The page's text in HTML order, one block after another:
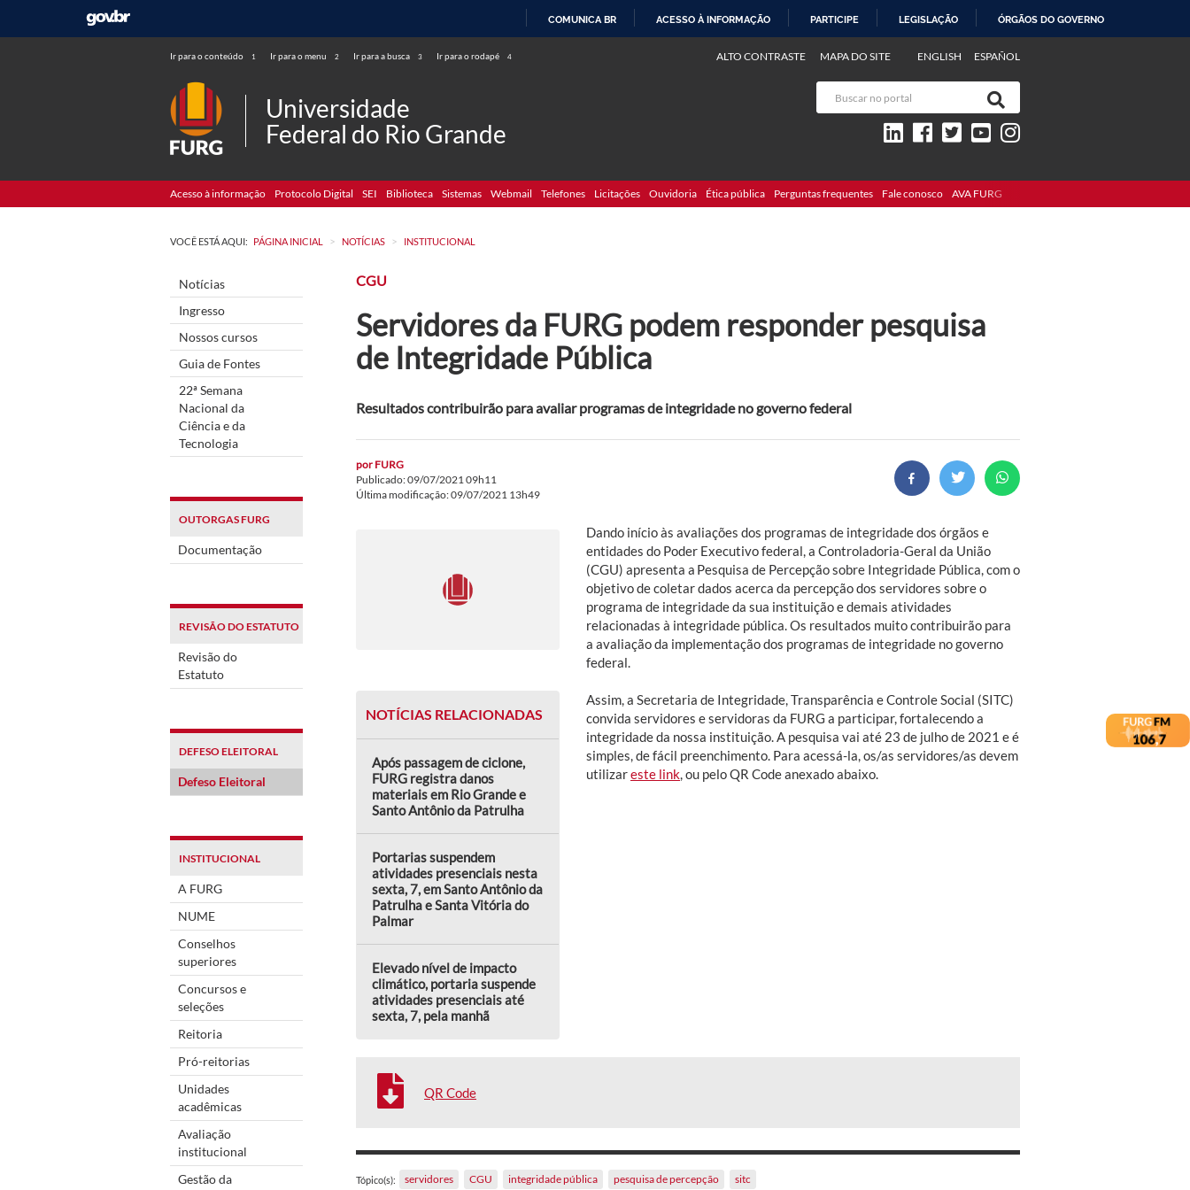
COMUNICA BR ACESSO À INFORMAÇÃO PARTICIPE LEGISLAÇÃO ÓRGÃOS DO GOVERNO
Ir para o conteúdo 1 Ir para o menu 2 Ir para a busca 3 Ir para o rodapé 4 ENGLISH ESPAÑOL
ALTO CONTRASTE MAPA DO SITE
Universidade
Federal do Rio Grande
Acesso à informação Protocolo Digital SEI Biblioteca Sistemas Webmail Telefones Licitações Ouvidoria Ética pública Perguntas frequentes Fale conosco AVA FURG
VOCÊ ESTÁ AQUI: PÁGINA INICIAL > NOTÍCIAS > INSTITUCIONAL
Notícias
Ingresso
Nossos cursos
Guia de Fontes
22ª Semana
Nacional da
Ciência e da
Tecnologia
OUTORGAS FURG
Documentação
REVISÃO DO ESTATUTO
Revisão do
Estatuto
DEFESO ELEITORAL
Defeso Eleitoral
INSTITUCIONAL
A FURG
NUME
Conselhos
superiores
Concursos e
seleções
Reitoria
Pró-reitorias
Unidades
acadêmicas
Avaliação
institucional
Gestão da
CGU
Servidores da FURG podem responder pesquisa
de Integridade Pública
Resultados contribuirão para avaliar programas de integridade no governo federal
por FURG
Publicado: 09/07/2021 09h11
Última modificação: 09/07/2021 13h49
Dando início às avaliações dos programas de integridade dos órgãos e
entidades do Poder Executivo federal, a Controladoria-Geral da União
(CGU) apresenta a Pesquisa de Percepção sobre Integridade Pública, com o
objetivo de coletar dados acerca da percepção dos servidores sobre o
programa de integridade da sua instituição e demais atividades
relacionadas à integridade pública. Os resultados muito contribuirão para
a avaliação da implementação dos programas de integridade no governo
federal.
NOTÍCIAS RELACIONADAS
Após passagem de ciclone,
FURG registra danos
materiais em Rio Grande e
Santo Antônio da Patrulha
Portarias suspendem
atividades presenciais nesta
sexta, 7, em Santo Antônio da
Patrulha e Santa Vitória do
Palmar
Elevado nível de impacto
climático, portaria suspende
atividades presenciais até
sexta, 7, pela manhã
Assim, a Secretaria de Integridade, Transparência e Controle Social (SITC)
convida servidores e servidoras da FURG a participar, fortalecendo a
integridade da nossa instituição. A pesquisa vai até 23 de julho de 2021 e é
simples, de fácil preenchimento. Para acessá-la, os/as servidores/as devem
utilizareste link , ou pelo QR Code anexado abaixo.
QR Code
Tópico(s): servidores CGU integridade pública pesquisa de percepção sitc